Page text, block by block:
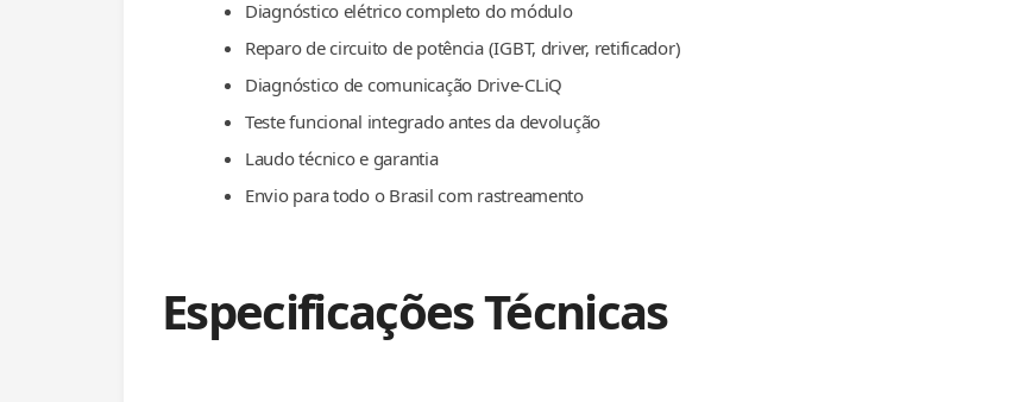
Diagnóstico elétrico completo do módulo
Reparo de circuito de potência (IGBT, driver, retificador)
Diagnóstico de comunicação Drive-CLiQ
Teste funcional integrado antes da devolução
Laudo técnico e garantia
Envio para todo o Brasil com rastreamento
Especificações Técnicas